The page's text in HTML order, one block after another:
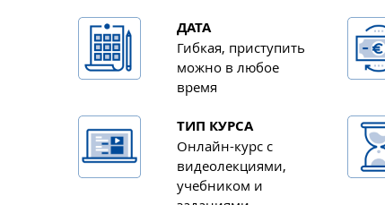
ДАТА
Гибкая, приступить
можно в любое
время
ТИП КУРСА
Онлайн-курс с
видеолекциями,
учебником и